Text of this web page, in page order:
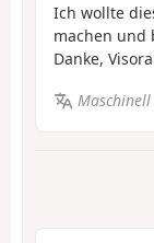
Ich wollte
machen und
Danke,